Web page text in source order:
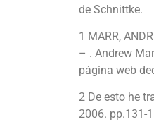
de Schnittke.
1 MARR,
– . Andrew
página web
2 De esto he
2006. pp.131-